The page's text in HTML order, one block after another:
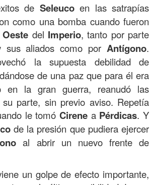
de Seleucoen las satrapías
como una bomba cuando fueron
Oeste del Imperio, tanto por parte
aliados como por Antígono.
la supuesta debilidad de
de una paz que para él era
en la gran guerra, reanudó las
su parte, sin previo aviso. Repetía
le tomó Cirene a Pérdicas. Y
de la presión que pudiera ejercer
al abrir un nuevo frente de
un golpe de efecto importante,